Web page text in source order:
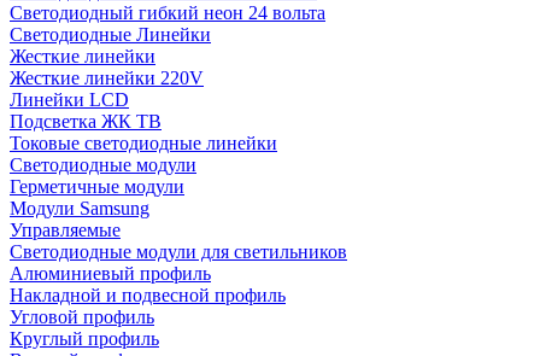
Светодиодный гибкий неон 24 вольта
Светодиодные Линейки
Жесткие линейки
Жесткие линейки 220V
Линейки LCD
Подсветка ЖК ТВ
Токовые светодиодные линейки
Светодиодные модули
Герметичные модули
Модули Samsung
Управляемые
Светодиодные модули для светильников
Алюминиевый профиль
Накладной и подвесной профиль
Угловой профиль
Круглый профиль